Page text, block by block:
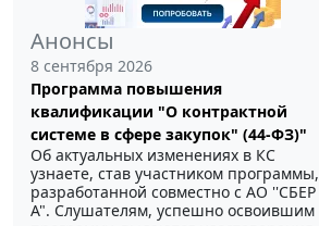
Анонсы
8 сентября 2026
Программа повышения
квалификации "О контрактной
системе в сфере закупок" (44-ФЗ)"
Об актуальных изменениях в КС
узнаете, став участником программы,
разработанной совместно с АО ''СБЕР
А". Слушателям, успешно освоившим